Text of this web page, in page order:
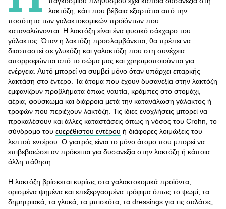
λακτόζη, κάτι που βέβαια εξαρτάται από την
ποσότητα των γαλακτοκομικών προϊόντων που
καταναλώνονται. Η λακτόζη είναι ένα φυσικό σάκχαρο του
γάλακτος. Όταν η λακτόζη προσλαμβάνεται, θα πρέπει να
διασπαστεί σε γλυκόζη και γαλακτόζη που στη συνέχεια
απορροφώνται από το σώμα μας και χρησιμοποιούνται για
ενέργεια. Αυτό μπορεί να συμβεί μόνο όταν υπάρχει επαρκής
λακτάση στο έντερο. Τα άτομα που έχουν δυσανεξία στην λακτόζη
εμφανίζουν προβλήματα όπως ναυτία, κράμπες στο στομάχι,
αέρια, φούσκωμα και διάρροια μετά την κατανάλωση γάλακτος ή
τροφών που περιέχουν λακτόζη. Τις ίδιες ενοχλήσεις μπορεί να
προκαλέσουν και άλλες καταστάσεις όπως η νόσος του Crohn, το
σύνδρομο του ευερέθιστου εντέρου ή διάφορες λοιμώξεις του
λεπτού εντέρου. Ο γιατρός είναι το μόνο άτομο που μπορεί να
επιβεβαιώσει αν πρόκειται για δυσανεξία στην λακτόζη ή κάποια
άλλη πάθηση.
Η λακτόζη βρίσκεται κυρίως στα γαλακτοκομικά προϊόντα,
ορισμένα ψημένα και επεξεργασμένα τρόφιμα όπως το ψωμί, τα
δημητριακά, τα γλυκά, τα μπισκότα, τα dressings για τις σαλάτες,